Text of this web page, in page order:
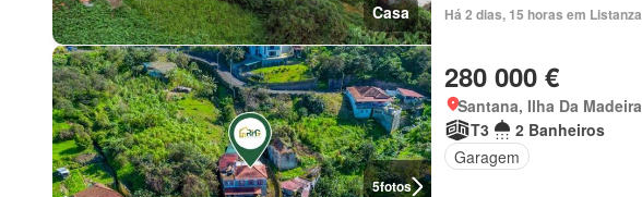
Casa Há 2 dias, 15 horas em Listanza
5fotos
280 000 €
Santana, Ilha Da Madeira
T3
2 Banheiros
Garagem